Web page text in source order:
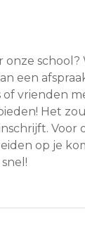
onze
een
of vrienden
Het
Voor
op je